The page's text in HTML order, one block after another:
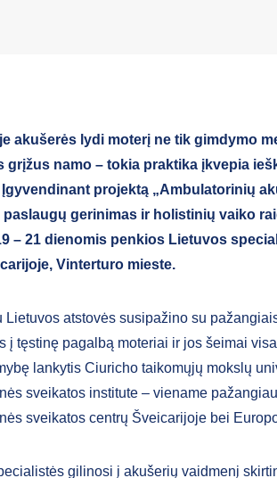
akušerės lydi moterį ne tik gimdymo
grįžus namo – tokia praktika įkvepia
Įgyvendinant projektą „Ambulatorinių
gerinimas ir holistinių vaiko
– 21 dienomis penkios Lietuvos
Vinterturo mieste.
Lietuvos atstovės susipažino su
į tęstinę pagalbą moteriai ir jos šeimai
lankytis Ciuricho taikomųjų mokslų
sveikatos institute – viename
sveikatos centrų Šveicarijoje bei
gilinosi į akušerių vaidmenį